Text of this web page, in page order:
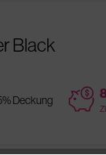
Black
Deckung price